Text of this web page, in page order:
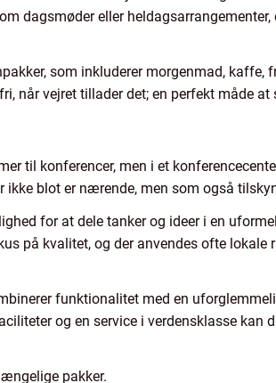
dagsmøder eller heldagsarrangementer,
som inkluderer morgenmad,
når vejret tillader det; en perfekt måde at
til konferencer, men i et
ikke blot er nærende, men som også
for at dele tanker og ideer i en
på kvalitet, og der anvendes ofte lokale
funktionalitet med en
og en service i verdensklasse kan
pakker.